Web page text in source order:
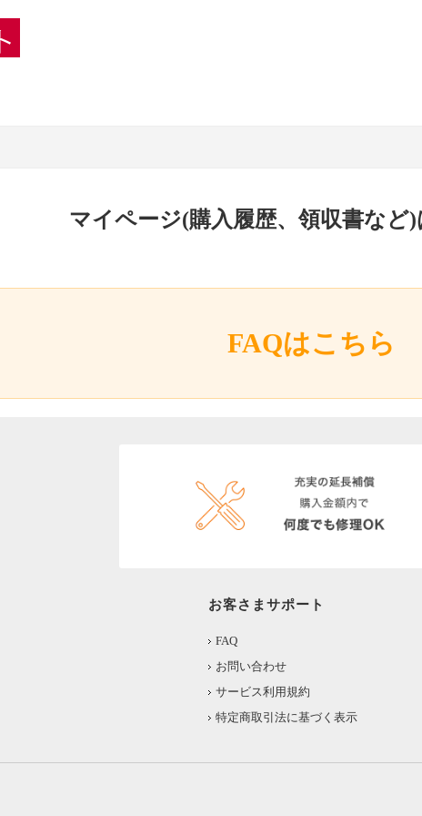
マイページ(購入履歴、領収書など)
FAQはこちら
お客さまサポート
FAQ
お問い合わせ
サービス利用規約
特定商取引法に基づく表示